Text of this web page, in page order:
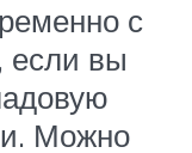
с
если вы
Можно